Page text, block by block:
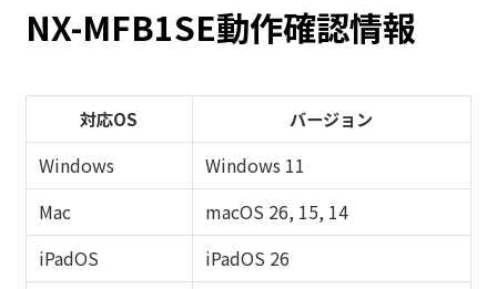
NX-MFB1SE動作確認情報
対応OS バージョン
Windows
Windows 11
Mac
macOS 26, 15, 14
iPadOS
iPadOS 26